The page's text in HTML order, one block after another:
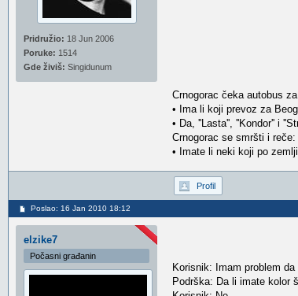
Pridružio: 18 Jun 2006
Poruke: 1514
Gde živiš: Singidunum
Crnogorac čeka autobus
• Ima li koji prevoz za
• Da, ''Lasta'', ''Kondor'' i
Crnogorac se smršti i reče:
• Imate li neki koji po
Profil
Poslao: 16 Jan 2010 18:12
elzike7
Počasni građanin
Korisnik: Imam problem
Podrška: Da li imate kolor